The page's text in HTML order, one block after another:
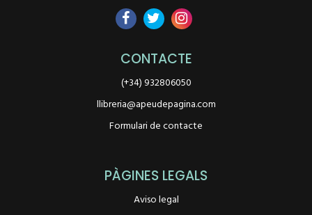
CONTACTE
(+34) 932806050
llibreria@apeudepagina.com
Formulari de contacte
PÀGINES LEGALS
Aviso legal